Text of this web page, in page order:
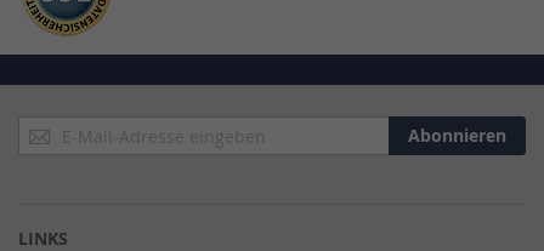
Anmeldung
zum
Abonnieren
LINKS